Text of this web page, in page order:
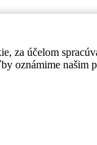
za účelom
oznámime našim